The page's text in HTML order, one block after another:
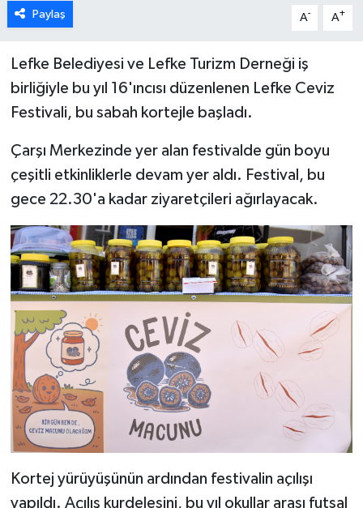
Paylaş A- A+
Lefke Belediyesi ve Lefke Turizm Derneği iş
birliğiyle bu yıl 16'ıncısı düzenlenen Lefke Ceviz
Festivali, bu sabah kortejle başladı.
Çarşı Merkezinde yer alan festivalde gün boyu
çeşitli etkinliklerle devam yer aldı. Festival, bu
gece 22.30'a kadar ziyaretçileri ağırlayacak.
Kortej yürüyüşünün ardından festivalin açılışı
yapıldı. Açılış kurdelesini, bu yıl okullar arası futsal
İÇ HABERLER
KÜLTÜR SANAT
LAPTA
LEFKOŞA
MAGAZİN
Nöbetçi Eczaneler
ÖZEL HABER
SAĞLIK
SİYASET
SPOR
TATLISU